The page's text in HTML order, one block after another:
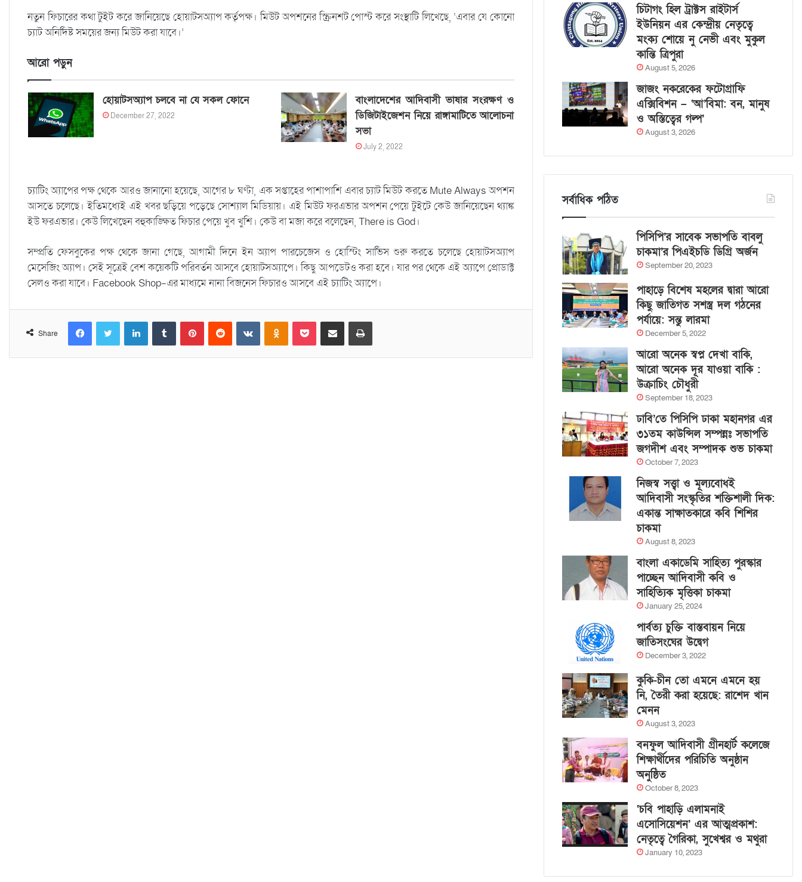
নতুন ফিচারের কথা টুইট করে জানিয়েছে হোয়াটসঅ্যাপ কর্তৃপক্ষ। মিউট অপশনের স্ক্রিনশট পোস্ট করে স‌ংস্থাটি লিখেছে, ‘এবার যে কোনো
চ্যাট অনির্দিষ্ট সময়ের জন্য মিউট করা যাবে।’
আরো পড়ুন
হোয়াটসঅ্যাপ চলবে না যে সকল ফোনে
December 27, 2022
বাংলাদেশের আদিবাসী ভাষার সংরক্ষণ ও
ডিজিটাইজেশন নিয়ে রাঙ্গামাটিতে আলোচনা
সভা
July 2, 2022
চ্যাটিং অ্যাপের পক্ষ থেকে আরও জানানো হয়েছে, আগের ৮ ঘণ্টা, এক সপ্তাহের পাশাপাশি এবার চ্যাট মিউট করতে Mute Always অপশন
আসতে চলেছে। ইতিমধ্যেই এই খবর ছড়িয়ে পড়েছে সোশ্যাল মিডিয়ায়। এই মিউট ফরএভার অপশন পেয়ে টুইটে কেউ জানিয়েছেন থ্যাঙ্ক
ইউ ফরএভার। কেউ লিখেছেন বহুকাঙ্ক্ষিত ফিচার পেয়ে খুব খুশি। কেউ বা মজা করে বলেছেন, There is God।
সম্প্রতি ফেসবুকের পক্ষ থেকে জানা গেছে, আগামী দিনে ইন অ্যাপ পারচেজেস ও হোস্টিং সার্ভিস শুরু করতে চলেছে হোয়াটসঅ্যাপ
মেসেজিং অ্যাপ। সেই সূত্রেই বেশ কয়েকটি পরিবর্তন আসবে হোয়াটসঅ্যাপে। কিছু আপডেটও করা হবে। যার পর থেকে এই অ্যাপে প্রোডাক্ট
সেলও করা যাবে। Facebook Shop-এর মাধ্যমে নানা বিজনেস ফিচারও আসবে এই চ্যাটিং অ্যাপে।
Share
চিটাগং হিল ট্রাক্টস রাইটার্স
ইউনিয়ন এর কেন্দ্রীয় নেতৃত্বে
মংক্য শোয়ে নু নেভী এবং মুকুল
কান্তি ত্রিপুরা
August 5, 2026
জাজং নকরেকের ফটোগ্রাফি
এক্সিবিশন – ‘আ’বিমা: বন, মানুষ
ও অস্তিত্বের গল্প’
August 3, 2026
সর্বাধিক পঠিত
পিসিপি’র সাবেক সভাপতি বাবলু
চাকমা’র পিএইচডি ডিগ্রি অর্জন
September 20, 2023
পাহাড়ে বিশেষ মহলের দ্বারা আরো
কিছু জাতিগত সশস্ত্র দল গঠনের
পর্যায়ে: সন্তু লারমা
December 5, 2022
আরো অনেক স্বপ্ন দেখা বাকি,
আরো অনেক দূর যাওয়া বাকি :
উক্রাচিং চৌধুরী
September 18, 2023
ঢাবি’তে পিসিপি ঢাকা মহানগর এর
৩১তম কাউন্সিল সম্পন্নঃ সভাপতি
জগদীশ এবং সম্পাদক শুভ চাকমা
October 7, 2023
নিজস্ব সত্ত্বা ও মূল্যবোধই
আদিবাসী সংস্কৃতির শক্তিশালী দিক:
একান্ত সাক্ষাতকারে কবি শিশির
চাকমা
August 8, 2023
বাংলা একাডেমি সাহিত্য পুরস্কার
পাচ্ছেন আদিবাসী কবি ও
সাহিত্যিক মৃত্তিকা চাকমা
January 25, 2024
পার্বত্য চুক্তি বাস্তবায়ন নিয়ে
জাতিসংঘের উদ্বেগ
December 3, 2022
কুকি-চীন তো এমনে এমনে হয়
নি, তৈরী করা হয়েছে: রাশেদ খান
মেনন
August 3, 2023
বনফুল আদিবাসী গ্রীনহার্ট কলেজে
শিক্ষার্থীদের পরিচিতি অনুষ্ঠান
অনুষ্ঠিত
October 8, 2023
‘চবি পাহাড়ি এলামনাই
এসোসিয়েশন’ এর আত্মপ্রকাশ:
নেতৃত্বে গৈরিকা, সুখেশ্বর ও মথুরা
January 10, 2023